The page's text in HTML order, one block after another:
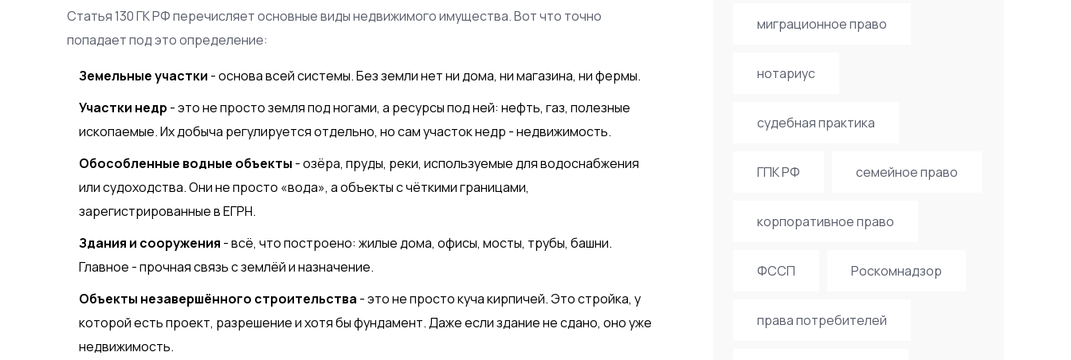
миграционное право
нотариус
судебная практика
ГПК РФ семейное право
корпоративное право
ФССП Роскомнадзор
права потребителей
Статья 130 ГК РФ перечисляет основные виды недвижимого имущества. Вот что точно
попадает под это определение:
Земельные участки - основа всей системы. Без земли нет ни дома, ни магазина, ни фермы.
Участки недр - это не просто земля под ногами, а ресурсы под ней: нефть, газ, полезные
ископаемые. Их добыча регулируется отдельно, но сам участок недр - недвижимость.
Обособленные водные объекты - озёра, пруды, реки, используемые для водоснабжения
или судоходства. Они не просто «вода», а объекты с чёткими границами,
зарегистрированные в ЕГРН.
Здания и сооружения - всё, что построено: жилые дома, офисы, мосты, трубы, башни.
Главное - прочная связь с землёй и назначение.
Объекты незавершённого строительства - это не просто куча кирпичей. Это стройка, у
которой есть проект, разрешение и хотя бы фундамент. Даже если здание не сдано, оно уже
недвижимость.